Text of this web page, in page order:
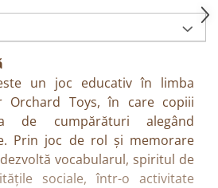
un joc educativ în limba
Orchard Toys, în care copiii
de cumpărături alegând
Prin joc de rol și memorare
vocabularul, spiritul de
sociale, într-o activitate